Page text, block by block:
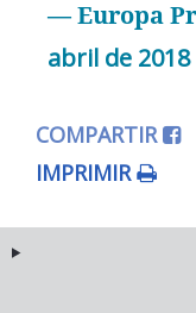
— Europa
abril de 2018
COMPARTIR
IMPRIMIR